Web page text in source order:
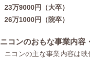
23万9000円（大卒）
26万1000円（院卒）
ニコンのおもな事業内容
ニコンの主な事業内容は